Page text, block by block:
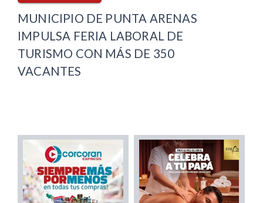
MUNICIPIO DE PUNTA ARENAS
IMPULSA FERIA LABORAL DE
TURISMO CON MÁS DE 350
VACANTES